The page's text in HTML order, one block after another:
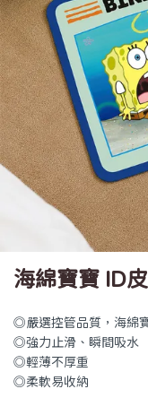
海綿寶寶 ID
◎嚴選控管品質，海綿
◎強力止滑、瞬間吸水
◎輕薄不厚重
◎柔軟易收納